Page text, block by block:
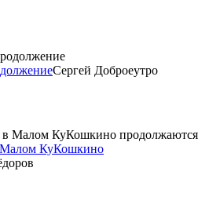
Сергей Доброеутро
КуКошкино